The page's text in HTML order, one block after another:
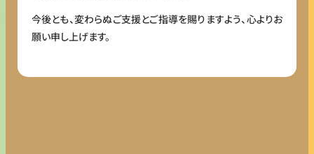
今後とも、変わらぬご支援とご指導を賜りますよう、心よりお
願い申し上げます。